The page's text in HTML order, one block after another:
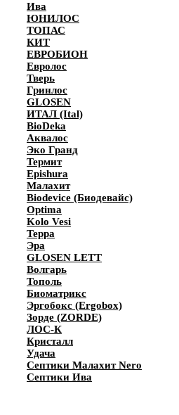
Ива
ЮНИЛОС
ТОПАС
КИТ
ЕВРОБИОН
Евролос
Тверь
Гринлос
GLOSEN
ИТАЛ (Ital)
BioDeka
Аквалос
Эко Гранд
Термит
Epishura
Малахит
Biodevice (Биодевайс)
Optima
Kolo Vesi
Терра
Эра
GLOSEN LETT
Волгарь
Тополь
Биоматрикс
Эргобокс (Ergobox)
Зорде (ZORDE)
ЛОС-К
Кристалл
Удача
Септики Малахит Nero
Септики Ива